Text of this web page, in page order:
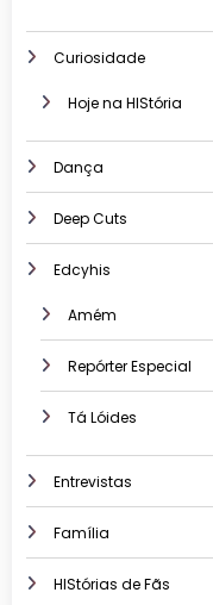
Curiosidade
Hoje na HIStória
Dança
Deep Cuts
Edcyhis
Amém
Repórter Especial
Tá Lóides
Entrevistas
Família
HIStórias de Fãs